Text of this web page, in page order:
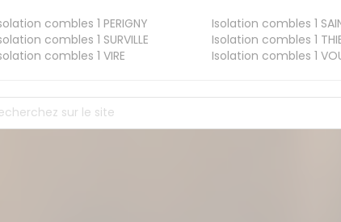
combles 1 PERIGNY Isolation combles 1
combles 1 SURVILLE Isolation combles 1
combles 1 VIRE Isolation combles 1